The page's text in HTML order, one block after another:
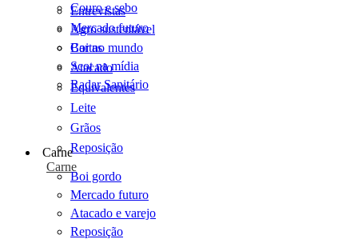
Entrevistas
Agro sustentável
Cartas
Scot na mídia
Radar Sanitário
Couro e sebo
Mercado futuro
Boi no mundo
Atacado
Equivalentes
Leite
Grãos
Reposição
Carne
Carne
Boi gordo
Mercado futuro
Atacado e varejo
Reposição